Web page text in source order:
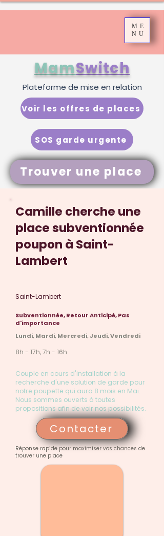
ME
NU
Trouver une place
MamSwitch
SOS garde urgente
Voir les offres de places
Plateforme de mise en relation
Camille cherche une
place subventionnée
poupon à Saint-
Lambert
Saint-Lambert
Subventionnée, Retour Anticipé, Pas
d'importance
Lundi, Mardi, Mercredi, Jeudi, Vendredi
8h - 17h, 7h - 16h
Couple en cours d'installation à la
recherche d'une solution de garde pour
notre poupette qui aura 8 mois en Mai.
Nous sommes ouverts à toutes
propositions afin de voir nos possibilités.
Contacter
Réponse rapide pour maximiser vos chances de
trouver une place